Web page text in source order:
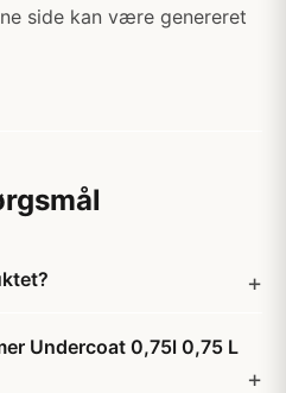
side kan være genereret
Undercoat 0,75l 0,75 L